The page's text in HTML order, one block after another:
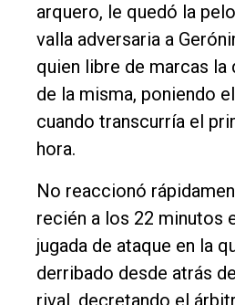
arquero, le quedó la
valla adversaria a
quien libre de marcas
de la misma, poniendo
cuando transcurría el
hora.
No reaccionó
recién a los 22 minutos
jugada de ataque en la
derribado desde atrás